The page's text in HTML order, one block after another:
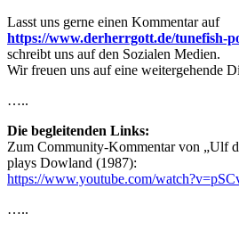
Lasst uns gerne einen Kommentar auf
https://www.derherrgott.de/tunefish-
schreibt uns auf den Sozialen Medien.
Wir freuen uns auf eine weitergehende
…..
Die begleitenden Links:
Zum Community-Kommentar von „Ulf
plays Dowland (1987):
https://www.youtube.com/
…..